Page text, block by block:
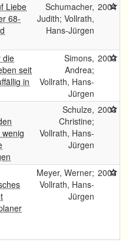
Liebe
68-
Schumacher,
Judith; Vollrath,
Hans-Jürgen
2004
die
seit
in
Simons,
Andrea;
Vollrath, Hans-
Jürgen
2003
Schulze,
Christine;
Vollrath, Hans-
Jürgen
2003
Meyer, Werner;
Vollrath, Hans-
Jürgen
2003